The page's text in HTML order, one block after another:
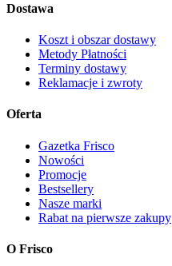
Dostawa
Koszt i obszar dostawy
Metody Płatności
Terminy dostawy
Reklamacje i zwroty
Oferta
Gazetka Frisco
Nowości
Promocje
Bestsellery
Nasze marki
Rabat na pierwsze zakupy
O Frisco